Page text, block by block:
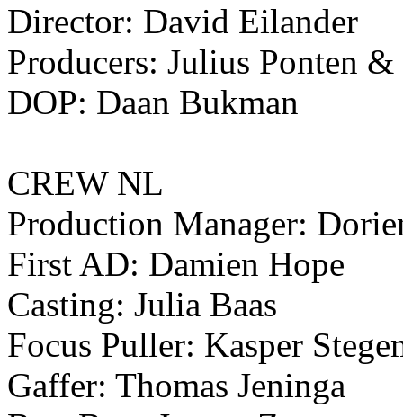
Director: David Eilander
Producers: Julius Ponten
DOP: Daan Bukman
CREW NL
Production Manager:
First AD: Damien Hope
Casting: Julia Baas
Focus Puller: Kasper
Gaffer: Thomas Jeninga